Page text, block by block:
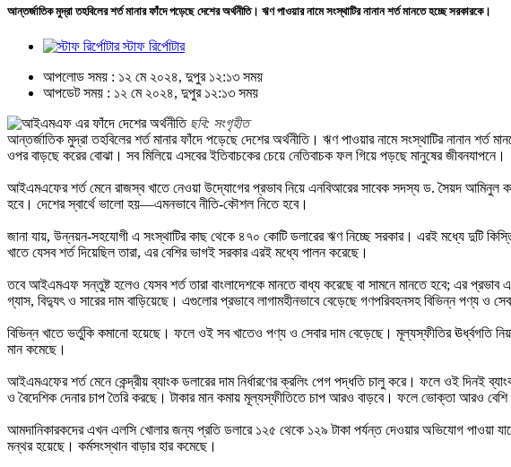
আন্তর্জাতিক মুদ্রা তহবিলের শর্ত মানার ফাঁদে পড়েছে দেশের অর্থনীতি। ঋণ পাওয়ার নামে সংস্থাটির নানান শর্ত মানতে হচ্ছে সরকারকে।
স্টাফ রির্পোটার
আপলোড সময় : ১২ মে ২০২৪, দুপুর ১২:১৩ সময়
আপডেট সময় : ১২ মে ২০২৪, দুপুর ১২:১৩ সময়
ছবি: সংগৃহীত
আন্তর্জাতিক মুদ্রা তহবিলের শর্ত মানার ফাঁদে পড়েছে দেশের অর্থনীতি। ঋণ পাওয়ার নামে সংস্থাটির নানান
ওপর বাড়ছে করের বোঝা। সব মিলিয়ে এসবের ইতিবাচকের চেয়ে নেতিবাচক ফল গিয়ে পড়ছে মানুষের জীবনযাপনে।
আইএমএফের শর্ত মেনে রাজস্ব খাতে নেওয়া উদ্যোগের প্রভাব নিয়ে এনবিআরের সাবেক সদস্য ড. সৈয়দ আমিনুল
হবে। দেশের স্বার্থে ভালো হয়—এমনভাবে নীতি-কৌশল নিতে হবে।
জানা যায়, উন্নয়ন-সহযোগী এ সংস্থাটির কাছ থেকে ৪৭০ কোটি ডলারের ঋণ নিচ্ছে সরকার। এরই মধ্যে দুটি
খাতে যেসব শর্ত দিয়েছিল তারা, এর বেশির ভাগই সরকার এরই মধ্যে পালন করেছে।
তবে আইএমএফ সন্তুষ্ট হলেও যেসব শর্ত তারা বাংলাদেশকে মানতে বাধ্য করেছে বা সামনে মানতে হবে; এর
গ্যাস, বিদ্যুৎ ও সারের দাম বাড়িয়েছে। এগুলোর প্রভাবে লাগামহীনভাবে বেড়েছে গণপরিবহনসহ বিভিন্ন পণ্য ও
বিভিন্ন খাতে ভর্তুকি কমানো হয়েছে। ফলে ওই সব খাতেও পণ্য ও সেবার দাম বেড়েছে। মূল্যস্ফীতির ঊর্ধ্বগতি
মান কমেছে।
আইএমএফের শর্ত মেনে কেন্দ্রীয় ব্যাংক ডলারের দাম নির্ধারণের ক্রলিং পেগ পদ্ধতি চালু করে। ফলে ওই দিনই
ও বৈদেশিক দেনার চাপ তৈরি করছে। টাকার মান কমায় মূল্যস্ফীতিতে চাপ আরও বাড়বে। ফলে ভোক্তা আরও
আমদানিকারকদের এখন এলসি খোলার জন্য প্রতি ডলারে ১২৫ থেকে ১২৯ টাকা পর্যন্ত দেওয়ার অভিযোগ পাওয়া
মন্থর হয়েছে। কর্মসংস্থান বাড়ার হার কমেছে।